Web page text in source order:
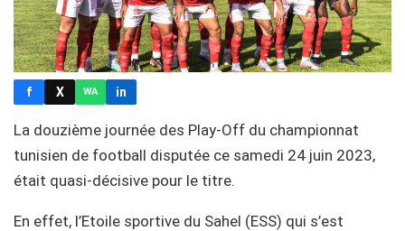
f X WA in
La douzième journée des Play-Off du championnat
tunisien de football disputée ce samedi 24 juin 2023,
était quasi-décisive pour le titre.
En effet, l’Etoile sportive du Sahel (ESS) qui s’est